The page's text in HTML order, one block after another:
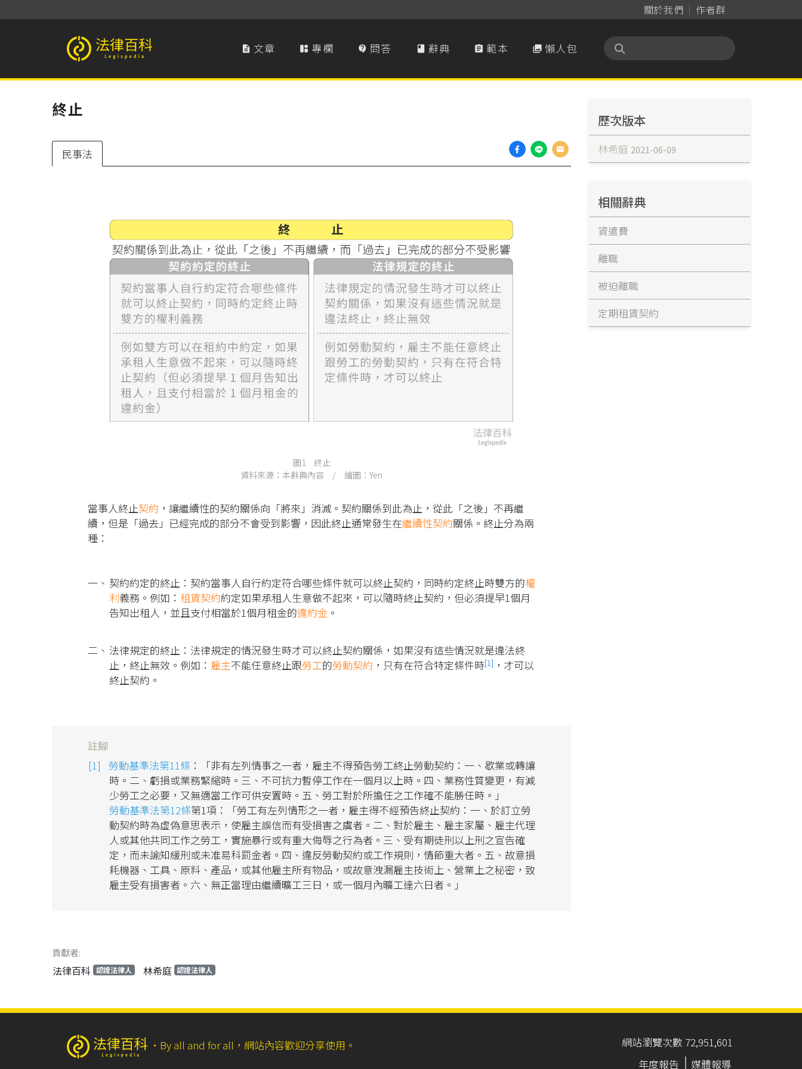
關於我們 作者群
法律百科 Legispedia  文章  專欄  問答  辭典  範本  懶人包
終止
民事法
圖1 終止
資料來源：本辭典內容 / 繪圖：Yen
當事人終止契約 ，讓繼續性的契約關係向「將來」消滅。契約關係到此為止，從此「之後」不再繼
續，但是「過去」已經完成的部分不會受到影響，因此終止通常發生在繼續性契約關係。終止分為兩
種：
契約約定的終止：契約當事人自行約定符合哪些條件就可以終止契約，同時約定終止時雙方的權
利義務。例如： 租賃契約約定如果承租人生意做不起來，可以隨時終止契約，但必須提早1個月
告知出租人，並且支付相當於1個月租金的違約金 。
法律規定的終止：法律規定的情況發生時才可以終止契約關係，如果沒有這些情況就是違法終
止，終止無效。例如： 雇主不能任意終止跟勞工的勞動契約 ，只有在符合特定條件時[1] ，才可以
終止契約。
註腳
勞動基準法第11條 ：「非有左列情事之一者，雇主不得預告勞工終止勞動契約：一、歇業或轉讓
時。二、虧損或業務緊縮時。三、不可抗力暫停工作在一個月以上時。四、業務性質變更，有減
少勞工之必要，又無適當工作可供安置時。五、勞工對於所擔任之工作確不能勝任時。」
勞動基準法第12條第1項：「勞工有左列情形之一者，雇主得不經預告終止契約：一、於訂立勞
動契約時為虛偽意思表示，使雇主誤信而有受損害之虞者。二、對於雇主、雇主家屬、雇主代理
人或其他共同工作之勞工，實施暴行或有重大侮辱之行為者。三、受有期徒刑以上刑之宣告確
定，而未諭知緩刑或未准易科罰金者。四、違反勞動契約或工作規則，情節重大者。五、故意損
耗機器、工具、原料、產品，或其他雇主所有物品，或故意洩漏雇主技術上、營業上之秘密，致
雇主受有損害者。六、無正當理由繼續曠工三日，或一個月內曠工達六日者。」
貢獻者:
法律百科 認證法律人 林希庭 認證法律人
歷次版本
林希庭 2021-06-09
相關辭典
資遣費
離職
被迫離職
定期租賃契約
‧ By all and for all，網站內容歡迎分享使用。
網站瀏覽次數 72,951,601
年度報告
媒體報導